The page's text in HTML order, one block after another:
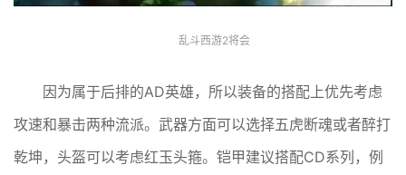
乱斗西游2将会
因为属于后排的AD英雄，所以装备的搭配上优先考虑
攻速和暴击两种流派。武器方面可以选择五虎断魂或者醉打
乾坤，头盔可以考虑红玉头箍。铠甲建议搭配CD系列，例